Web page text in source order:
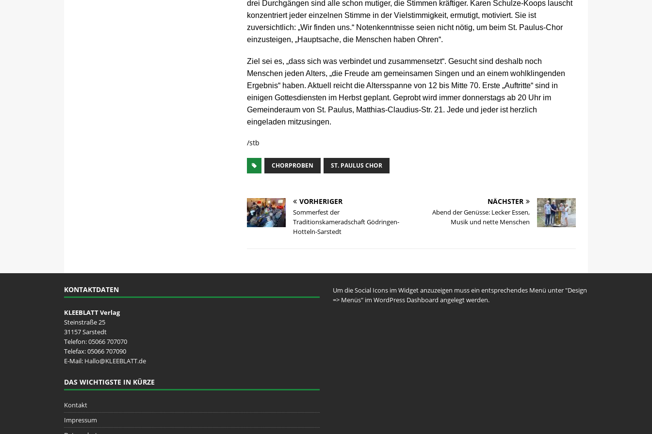
drei Durchgängen sind alle schon mutiger, die Stimmen kräftiger. Karen Schulze-Koops lauscht
konzentriert jeder einzelnen Stimme in der Vielstimmigkeit, ermutigt, motiviert. Sie ist
zuversichtlich: „Wir finden uns.“ Notenkenntnisse seien nicht nötig, um beim St. Paulus-Chor
einzusteigen, „Hauptsache, die Menschen haben Ohren“.
Ziel sei es, „dass sich was verbindet und zusammensetzt“. Gesucht sind deshalb noch
Menschen jeden Alters, „die Freude am gemeinsamen Singen und an einem wohlklingenden
Ergebnis“ haben. Aktuell reicht die Altersspanne von 12 bis Mitte 70. Erste „Auftritte“ sind in
einigen Gottesdiensten im Herbst geplant. Geprobt wird immer donnerstags ab 20 Uhr im
Gemeinderaum von St. Paulus, Matthias-Claudius-Str. 21. Jede und jeder ist herzlich
eingeladen mitzusingen.
/stb
CHORPROBEN ST. PAULUS CHOR
VORHERIGER
Sommerfest der
Traditionskameradschaft Gödringen-
Hotteln-Sarstedt
NÄCHSTER
Abend der Genüsse: Lecker Essen,
Musik und nette Menschen
KONTAKTDATEN
KLEEBLATT Verlag
Steinstraße 25
31157 Sarstedt
Telefon:05066 707070
Telefax: 05066 707090
E-Mail: Hallo@KLEEBLATT.de
DAS WICHTIGSTE IN KÜRZE
Kontakt
Impressum
Um die Social Icons im Widget anzuzeigen muss ein entsprechendes Menü unter "Design
=> Menüs" im WordPress Dashboard angelegt werden.